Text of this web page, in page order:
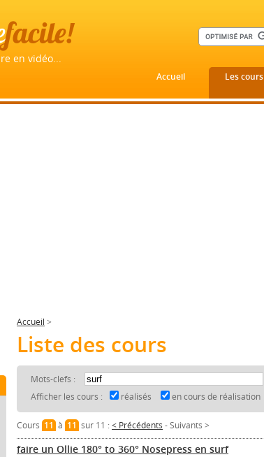
facile!
en vidéo...
Accueil Les cours
Accueil >
Liste des cours
Mots-clefs :
Afficher les cours :
réalisés en cours de réalisation
Cours 11à 11sur 11 :< Précédents -Suivants >
faire un Ollie 180° to 360° Nosepress en surf